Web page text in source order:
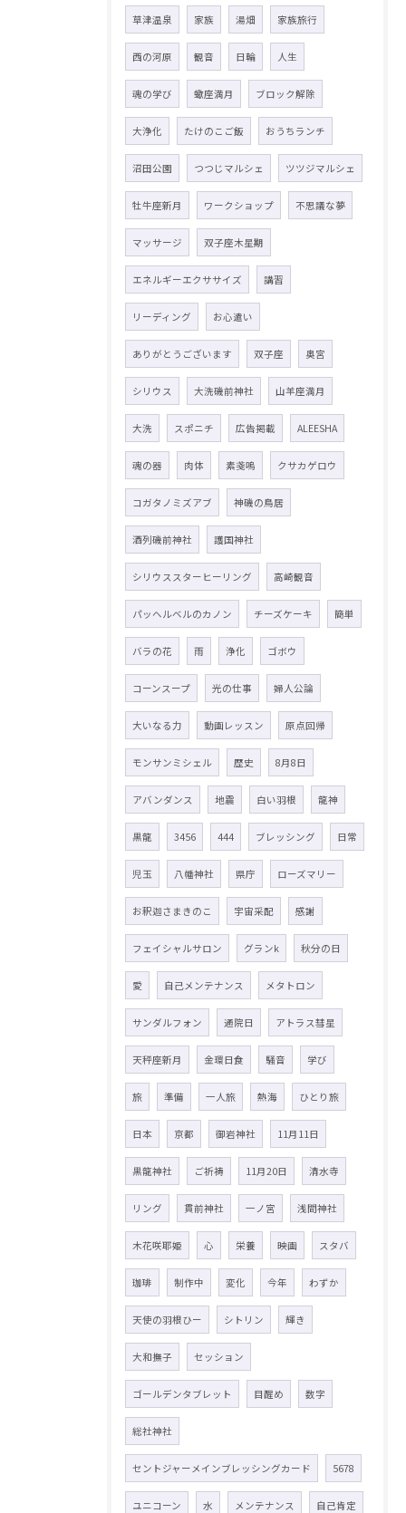
草津温泉 家族 湯畑 家族旅行
西の河原 観音 日輪 人生
魂の学び 蠍座満月 ブロック解除
大浄化 たけのこご飯 おうちランチ
沼田公園 つつじマルシェ ツツジマルシェ
牡牛座新月 ワークショップ 不思議な夢
マッサージ 双子座木星期
エネルギーエクササイズ 講習
リーディング お心遣い
ありがとうございます 双子座 奥宮
シリウス 大洗磯前神社 山羊座満月
大洗 スポニチ 広告掲載 ALEESHA
魂の器 肉体 素戔嗚 クサカゲロウ
コガタノミズアブ 神磯の鳥居
酒列磯前神社 護国神社
シリウススターヒーリング 高崎観音
パッヘルベルのカノン チーズケーキ 簡単
バラの花 雨 浄化 ゴボウ
コーンスープ 光の仕事 婦人公論
大いなる力 動画レッスン 原点回帰
モンサンミシェル 歴史 8月8日
アバンダンス 地震 白い羽根 龍神
黒龍 3456 444 ブレッシング 日常
児玉 八幡神社 県庁 ローズマリー
お釈迦さまきのこ 宇宙采配 感謝
フェイシャルサロン グランk 秋分の日
愛 自己メンテナンス メタトロン
サンダルフォン 通院日 アトラス彗星
天秤座新月 金環日食 騒音 学び
旅 準備 一人旅 熱海 ひとり旅
日本 京都 御岩神社 11月11日
黒龍神社 ご祈祷 11月20日 清水寺
リング 貫前神社 一ノ宮 浅間神社
木花咲耶姫 心 栄養 映画 スタバ
珈琲 制作中 変化 今年 わずか
天使の羽根ひー シトリン 輝き
大和撫子 セッション
ゴールデンタブレット 目醒め 数字
総社神社
セントジャーメインブレッシングカード 5678
ユニコーン 水 メンテナンス 自己肯定